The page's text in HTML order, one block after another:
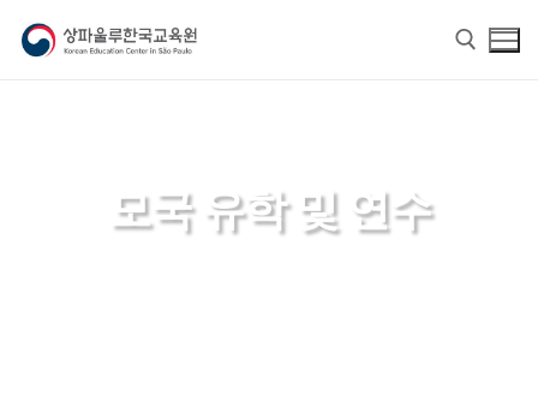
모국 유학 및 연수